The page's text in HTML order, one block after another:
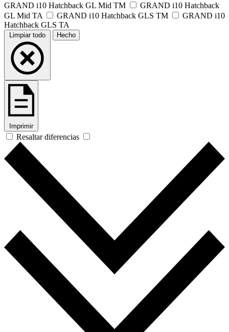
GRAND i10 Hatchback GL Mid TM
GRAND i10 Hatchback
GL Mid TA
GRAND i10 Hatchback GLS TM
GRAND i10
Hatchback GLS TA
Limpiar todo Hecho
Imprimir
Resaltar diferencias